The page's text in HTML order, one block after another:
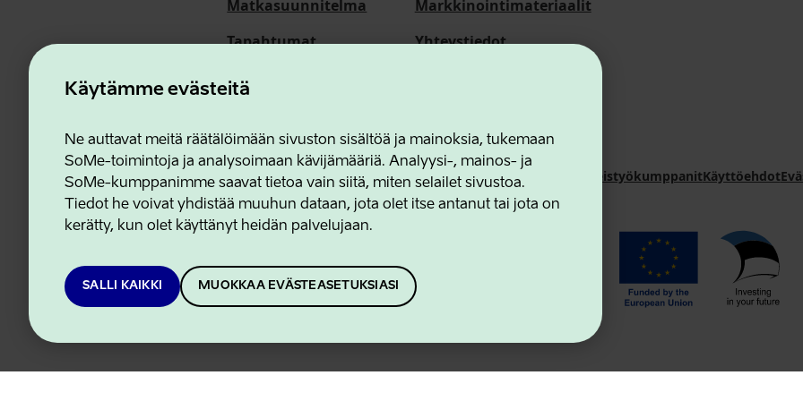
Käytämme evästeitä
Ne auttavat meitä räätälöimään sivuston sisältöä ja mainoksia, tukemaan
SoMe-toimintoja ja analysoimaan kävijämääriä. Analyysi-, mainos- ja
SoMe-kumppanimme saavat tietoa vain siitä, miten selailet sivustoa.
Tiedot he voivat yhdistää muuhun dataan, jota olet itse antanut tai jota on
kerätty, kun olet käyttänyt heidän palvelujaan.
SALLI KAIKKI MUOKKAA EVÄSTEASETUKSIASI
Matkasuunnitelma
Tapahtumat
Meistä
Markkinointimateriaalit
Yhteystiedot
Estonian Business and Innovation AgencyYhteystiedot YhteistyökumppanitKäyttöehdot